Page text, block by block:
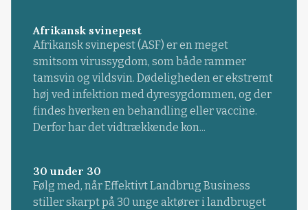
Afrikansk svinepest
Afrikansk svinepest (ASF) er en meget
smitsom virussygdom, som både rammer
tamsvin og vildsvin. Dødeligheden er ekstremt
høj ved infektion med dyresygdommen, og der
findes hverken en behandling eller vaccine.
Derfor har det vidtrækkende kon...
30 under 30
Følg med, når Effektivt Landbrug Business
stiller skarpt på 30 unge aktører i landbruget